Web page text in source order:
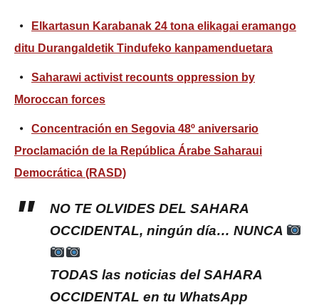
Elkartasun Karabanak 24 tona elikagai eramango
ditu Durangaldetik Tindufeko kanpamenduetara
Saharawi activist recounts oppression by
Moroccan forces
Concentración en Segovia 48º aniversario
Proclamación de la República Árabe Saharaui
Democrática (RASD)
NO TE OLVIDES DEL SAHARA
OCCIDENTAL, ningún día… NUNCA
TODAS las noticias del SAHARA
OCCIDENTAL en tu WhatsApp